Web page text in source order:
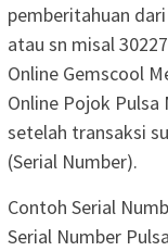
pemberitahuan
atau sn misal
Online Gemscool
Online Pojok Pulsa
setelah transaksi
(Serial Number).
Contoh Serial
Serial Number